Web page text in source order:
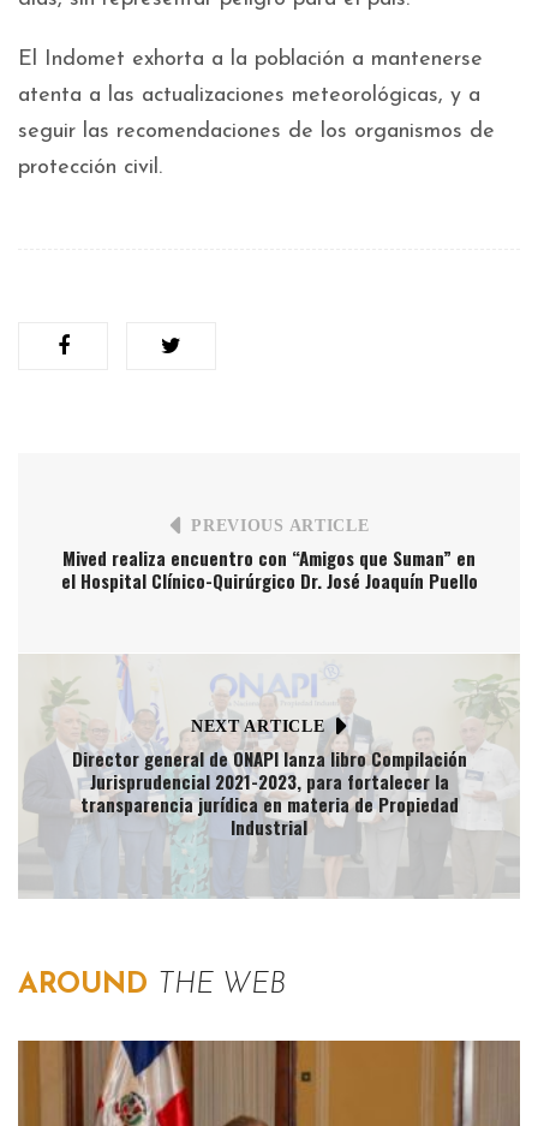
El Indomet exhorta a la población a mantenerse
atenta a las actualizaciones meteorológicas, y a
seguir las recomendaciones de los organismos de
protección civil.
PREVIOUS ARTICLE
Mived realiza encuentro con “Amigos que Suman” en
el Hospital Clínico-Quirúrgico Dr. José Joaquín Puello
NEXT ARTICLE
Director general de ONAPI lanza libro Compilación
Jurisprudencial 2021-2023, para fortalecer la
transparencia jurídica en materia de Propiedad
Industrial
AROUND THE WEB